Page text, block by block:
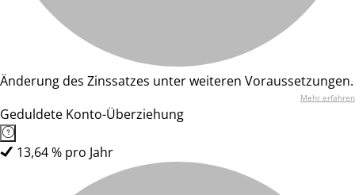
Änderung des Zinssatzes unter weiteren Voraussetzungen.
Mehr erfahren
Geduldete Konto-Überziehung
13,64 % pro Jahr